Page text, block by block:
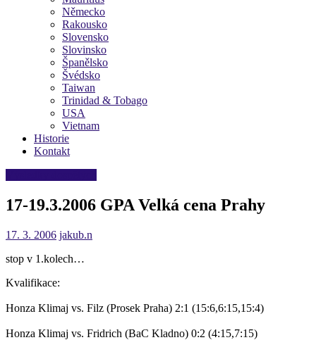
Německo
Rakousko
Slovensko
Slovinsko
Španělsko
Švédsko
Taiwan
Trinidad & Tobago
USA
Vietnam
Historie
Kontakt
17-19.3.2006 GPA Velká cena Prahy
17. 3. 2006 jakub.n
stop v 1.kolech…
Kvalifikace:
Honza Klimaj vs. Filz (Prosek Praha) 2:1 (15:6,6:15,15:4)
Honza Klimaj vs. Fridrich (BaC Kladno) 0:2 (4:15,7:15)